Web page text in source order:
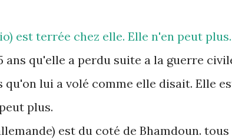
est terrée chez elle. Elle n'en peut plus.
ans qu'elle a perdu suite a la guerre
qu'on lui a volé comme elle disait. Elle
plus.
est du coté de Bhamdoun. tous